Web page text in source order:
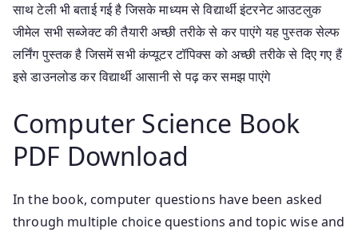
साथ टेली भी बताई गई है जिसके माध्यम से विद्यार्थी इंटरनेट आउटलुक
जीमेल सभी सब्जेक्ट की तैयारी अच्छी तरीके से कर पाएंगे यह पुस्तक सेल्फ
लर्निंग पुस्तक है जिसमें सभी कंप्यूटर टॉपिक्स को अच्छी तरीके से दिए गए हैं
इसे डाउनलोड कर विद्यार्थी आसानी से पढ़ कर समझ पाएंगे
Computer Science Book
PDF Download
In the book, computer questions have been asked
through multiple choice questions and topic wise and